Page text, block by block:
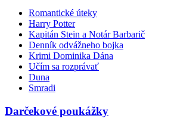
Romantické úteky
Harry Potter
Kapitán Stein a Notár Barbarič
Denník odvážneho bojka
Krimi Dominika Dána
Učím sa rozprávať
Duna
Smradi
Darčekové poukážky